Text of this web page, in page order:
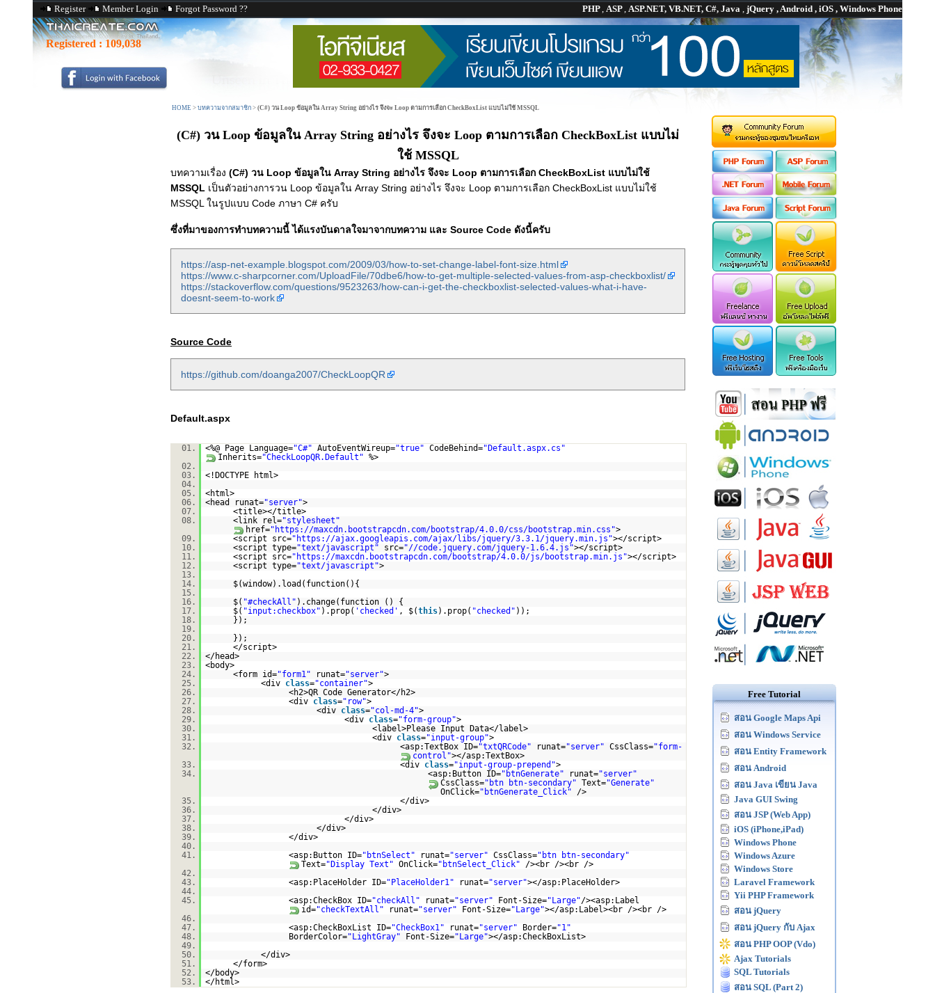
Register Member Login Forgot Password ?? PHP, ASP, ASP.NET, VB.NET, C#, Java , jQuery , Android , iOS , Windows Phone
Registered : 109,038
HOME > บทความจากสมาชิก > (C#) วน Loop ข้อมูลใน Array String อย่างไร จึงจะ Loop ตามการเลือก CheckBoxList แบบไม่ใช้ MSSQL
(C#) วน Loop ข้อมูลใน Array String อย่างไร จึงจะ Loop ตามการเลือก CheckBoxList แบบไม่
ใช้ MSSQL
บทความเรื่อง (C#) วน Loop ข้อมูลใน Array String อย่างไร จึงจะ Loop ตามการเลือก CheckBoxList แบบไม่ใช้
MSSQL เป็นตัวอย่างการวน Loop ข้อมูลใน Array String อย่างไร จึงจะ Loop ตามการเลือก CheckBoxList แบบไม่ใช้
MSSQL ในรูปแบบ Code ภาษา C# ครับ
ซึ่งที่มาของการทำบทความนี้ ได้แรงบันดาลใจมาจากบทความ และ Source Code ดังนี้ครับ
https://asp-net-example.blogspot.com/2009/03/how-to-set-change-label-font-size.html
https://www.c-sharpcorner.com/UploadFile/70dbe6/how-to-get-multiple-selected-values-from-asp-checkboxlist/
https://stackoverflow.com/questions/9523263/how-can-i-get-the-checkboxlist-selected-values-what-i-have-
doesnt-seem-to-work
Source Code
https://github.com/doanga2007/CheckLoopQR
Default.aspx
01. <%@ Page Language="C#" AutoEventWireup="true" CodeBehind="Default.aspx.cs"
Inherits="CheckLoopQR.Default" %>
02.
03.
<!DOCTYPE html>
04.
05.
<html>
06.
<head runat="server">
07.
<title></title>
08.
<link rel="stylesheet"
href=" https://maxcdn.bootstrapcdn.com/bootstrap/4.0.0/css/bootstrap.min.css ">
09.
<script src=" https://ajax.googleapis.com/ajax/libs/jquery/3.3.1/jquery.min.js "></script>
10.
<script type="text/javascript" src="//code.jquery.com/jquery-1.6.4.js"></script>
11.
<script src=" https://maxcdn.bootstrapcdn.com/bootstrap/4.0.0/js/bootstrap.min.js "></script>
12.
<script type="text/javascript">
13.
14.
$(window).load(function(){
15.
16.
$( "#checkAll" ).change(function () {
17.
$( "input:checkbox" ).prop( 'checked' , $(this).prop( "checked" ));
18.
});
19.
20.
});
21.
</script>
22.
</head>
23.
<body>
24.
<form id="form1" runat="server">
25.
<div class="container">
26.
<h2>QR Code Generator</h2>
27.
<div class="row">
28.
<div class="col-md-4">
29.
<div class="form-group">
30.
<label>Please Input Data</label>
31.
<div class="input-group">
32.
<asp:TextBox ID="txtQRCode" runat="server" CssClass="form-
control"></asp:TextBox>
33.
<div class="input-group-prepend">
34.
<asp:Button ID="btnGenerate" runat="server"
CssClass="btn btn-secondary" Text="Generate"
OnClick="btnGenerate_Click"
/>
35.
</div>
36.
</div>
37.
</div>
38.
</div>
39.
</div>
40.
41.
<asp:Button ID="btnSelect" runat="server" CssClass="btn btn-secondary"
Text="Display Text" OnClick="btnSelect_Click"
/><br /><br />
42.
43.
<asp:PlaceHolder ID="PlaceHolder1" runat="server"></asp:PlaceHolder>
44.
45.
<asp:CheckBox ID="checkAll" runat="server" Font-Size="Large"/><asp:Label
id="checkTextAll" runat="server" Font-Size="Large"></asp:Label><br /><br />
46.
47.
<asp:CheckBoxList ID="CheckBox1" runat="server" Border="1"
48.
BorderColor="LightGray" Font-Size="Large"></asp:CheckBoxList>
49.
50.
</div>
51.
</form>
52.
</body>
53.
</html>
Free Tutorial
สอน Google Maps Api
สอน Windows Service
สอน Entity Framework
สอน Android
สอน Java เขียน Java
Java GUI Swing
สอน JSP (Web App)
iOS (iPhone,iPad)
Windows Phone
Windows Azure
Windows Store
Laravel Framework
Yii PHP Framework
สอน jQuery
สอน jQuery กับ Ajax
สอน PHP OOP (Vdo)
Ajax Tutorials
SQL Tutorials
สอน SQL (Part 2)